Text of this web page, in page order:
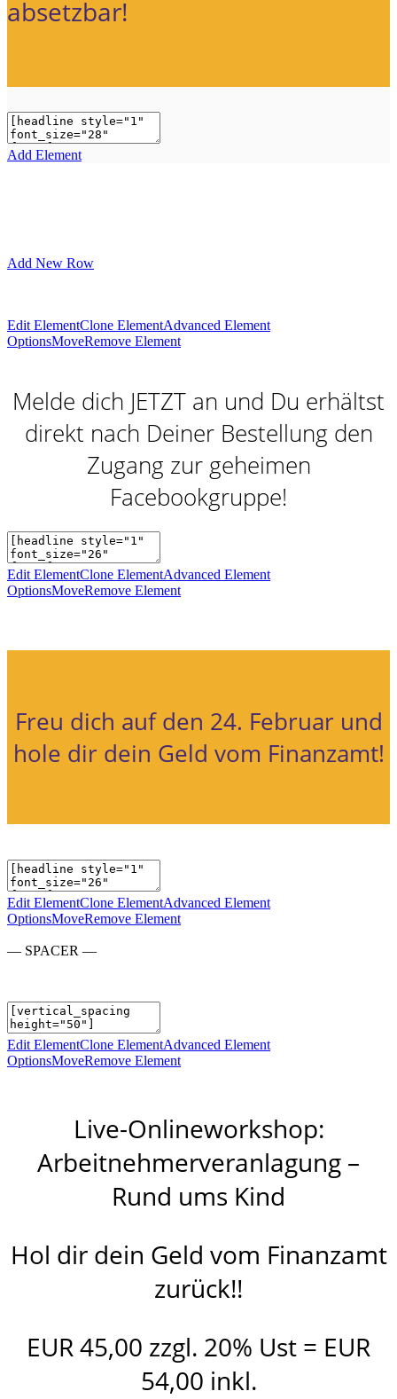
absetzbar!
Add Element
Add New Row
Edit ElementClone ElementAdvanced Element
OptionsMoveRemove Element
Melde dich JETZT an und Du erhältst
direkt nach Deiner Bestellung den
Zugang zur geheimen
Facebookgruppe!
Edit ElementClone ElementAdvanced Element
OptionsMoveRemove Element
Freu dich auf den 24. Februar und
hole dir dein Geld vom Finanzamt!
Edit ElementClone ElementAdvanced Element
OptionsMoveRemove Element
— SPACER —
Edit ElementClone ElementAdvanced Element
OptionsMoveRemove Element
Live-Onlineworkshop:
Arbeitnehmerveranlagung –
Rund ums Kind
Hol dir dein Geld vom Finanzamt
zurück!!
EUR 45,00 zzgl. 20% Ust = EUR
54,00 inkl.